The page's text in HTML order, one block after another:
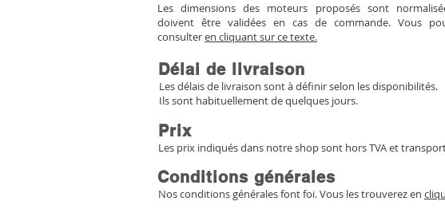
Les dimensions des moteurs proposés sont
doivent être validées en cas de commande. Vous
consulteren cliquant sur ce texte.
Délai de livraison
Les délais de livraison sont à définir selon les disponibilités.
Ils sont habituellement de quelques jours.
Prix
Les prix indiqués dans notre shop sont hors TVA et
Conditions générales
Nos conditions générales font foi. Vous les trouverez en